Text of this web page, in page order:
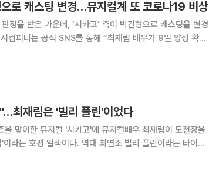
으로 캐스팅 변경…뮤지컬계 또 코로나19 비상
정을 받은 가운데, ‘시카고’ 측이 박건형으로 캐스팅을 변경
민이 코
최재림은 '빌리 플린'이었다
맞이한 뮤지컬 '시카고'에 뮤지컬배우 최재림이 도전장을
라는 호평 일색이다. 역대 최연소 빌리 플린이라는 타이틀